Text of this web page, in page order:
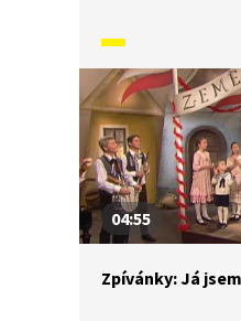
písněmi, zvyky,
a způsobem
předkové žili. V
představíme
kontext, ve
V tomto díle
píseň V širém poli
04:55
Zpívánky: Já